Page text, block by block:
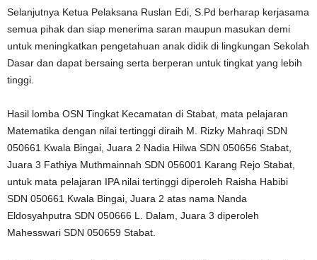
Selanjutnya Ketua Pelaksana Ruslan Edi, S.Pd berharap kerjasama
semua pihak dan siap menerima saran maupun masukan demi
untuk meningkatkan pengetahuan anak didik di lingkungan Sekolah
Dasar dan dapat bersaing serta berperan untuk tingkat yang lebih
tinggi.
Hasil lomba OSN Tingkat Kecamatan di Stabat, mata pelajaran
Matematika dengan nilai tertinggi diraih M. Rizky Mahraqi SDN
050661 Kwala Bingai, Juara 2 Nadia Hilwa SDN 050656 Stabat,
Juara 3 Fathiya Muthmainnah SDN 056001 Karang Rejo Stabat,
untuk mata pelajaran IPA nilai tertinggi diperoleh Raisha Habibi
SDN 050661 Kwala Bingai, Juara 2 atas nama Nanda
Eldosyahputra SDN 050666 L. Dalam, Juara 3 diperoleh
Mahesswari SDN 050659 Stabat.